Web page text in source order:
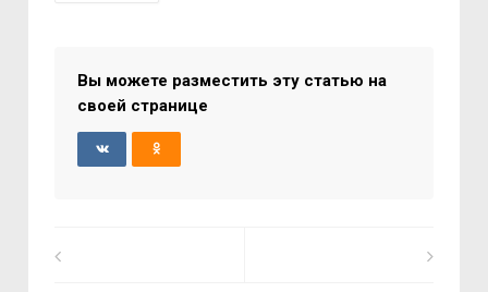
Вы можете разместить эту статью на
своей странице